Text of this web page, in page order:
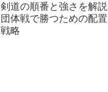
剣道の順番と強さを解説
団体戦で勝つための配置
戦略